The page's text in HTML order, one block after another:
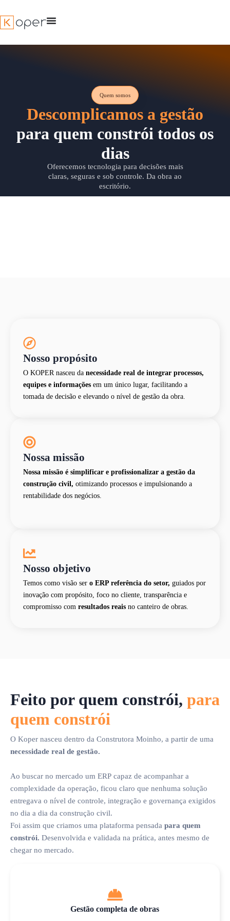
para
o
conteúdo
Quem somos
Descomplicamos a gestão
para quem constrói todos os
dias
Oferecemos tecnologia para decisões mais
claras, seguras e sob controle. Da obra ao
escritório.
Nosso propósito
O KOPER nasceu da necessidade real de integrar processos,
equipes e informações em um único lugar, facilitando a
tomada de decisão e elevando o nível de gestão da obra.
Nossa missão
Nossa missão é simplificar e profissionalizar a gestão da
construção civil, otimizando processos e impulsionando a
rentabilidade dos negócios.
Nosso objetivo
Temos como visão ser o ERP referência do setor, guiados por
inovação com propósito, foco no cliente, transparência e
compromisso com resultados reais no canteiro de obras.
Feito por quem constrói, para
quem constrói
O Koper nasceu dentro da Construtora Moinho, a partir de uma
necessidade real de gestão.
Ao buscar no mercado um ERP capaz de acompanhar a
complexidade da operação, ficou claro que nenhuma solução
entregava o nível de controle, integração e governança exigidos
no dia a dia da construção civil.
Foi assim que criamos uma plataforma pensada para quem
constrói. Desenvolvida e validada na prática, antes mesmo de
chegar no mercado.
Gestão completa de obras